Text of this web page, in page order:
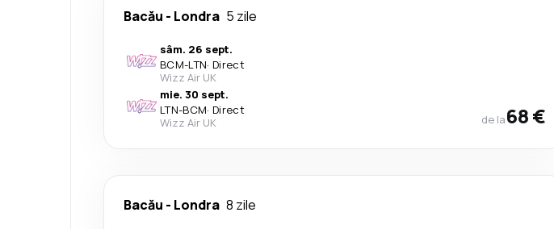
Bacău - Londra 5 zile
sâm. 26 sept.
BCM-LTN· Direct
Wizz Air UK
mie. 30 sept.
LTN-BCM· Direct
Wizz Air UK
de la68 €
Bacău - Londra 8 zile